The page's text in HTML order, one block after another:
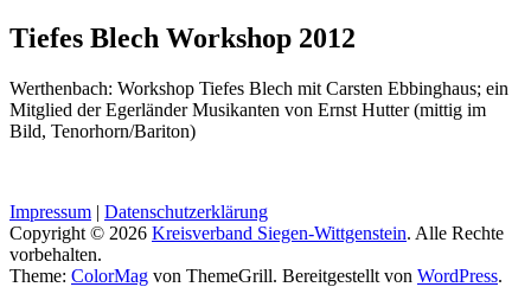
Tiefes Blech Workshop 2012
Werthenbach: Workshop Tiefes Blech mit Carsten Ebbinghaus; ein
Mitglied der Egerländer Musikanten von Ernst Hutter (mittig im
Bild, Tenorhorn/Bariton)
Impressum | Datenschutzerklärung
Copyright © 2026 Kreisverband Siegen-Wittgenstein. Alle Rechte
vorbehalten.
Theme: ColorMag von ThemeGrill. Bereitgestellt von WordPress.